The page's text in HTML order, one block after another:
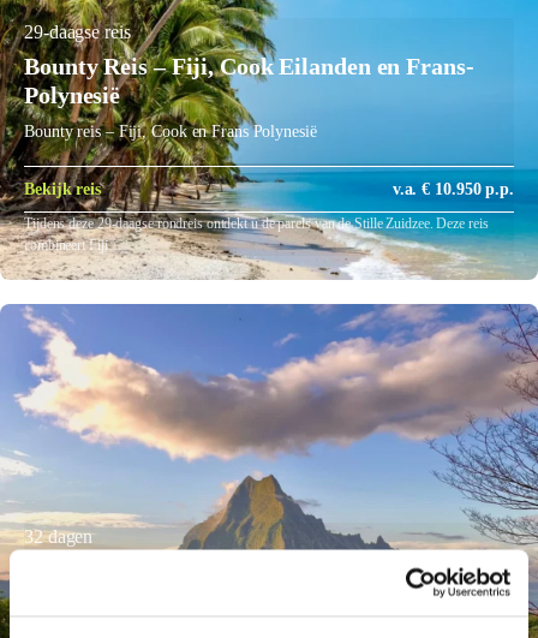
29-daagse reis
Bounty Reis – Fiji, Cook Eilanden en Frans-
Polynesië
Bounty reis – Fiji, Cook en Frans Polynesië
Bekijk reis v.a. € 10.950 p.p.
Tijdens deze 29-daagse rondreis ontdekt u de parels van de Stille Zuidzee. Deze reis
combineert Fiji…
32 dagen
Droomreis – Nieuw-Zeeland en de Stille